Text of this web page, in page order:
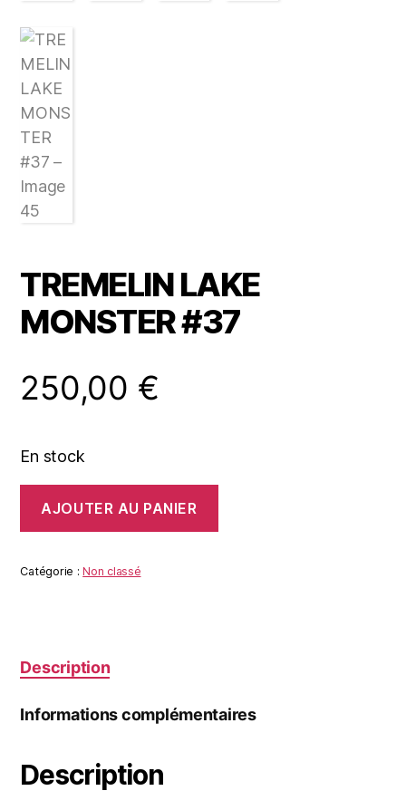
TREMELIN LAKE
MONSTER #37
250,00 €
En stock
TREMELIN
MONSTER
AJOUTER AU PANIER
Catégorie :Non classé
Description
Informations complémentaires
Description